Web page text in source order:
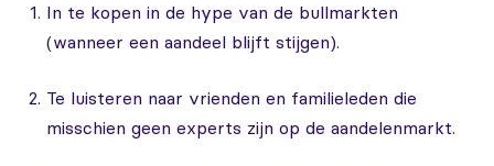
In te kopen in de hype van de bullmarkten
(wanneer een aandeel blijft stijgen).
Te luisteren naar vrienden en familieleden die
misschien geen experts zijn op de aandelenmarkt.